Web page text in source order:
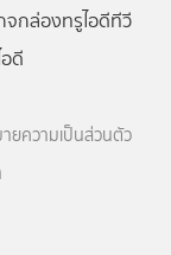
จกล่องทรูไอดีทีวี
ดี
ายความเป็นส่วนตัว